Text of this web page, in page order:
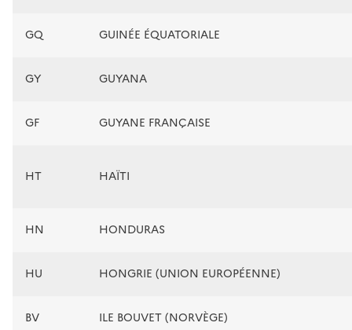
GQ GUINÉE ÉQUATORIALE
GY GUYANA
GF GUYANE FRANÇAISE
HT HAÏTI
HN HONDURAS
HU HONGRIE (UNION EUROPÉENNE)
BV ILE BOUVET (NORVÈGE)